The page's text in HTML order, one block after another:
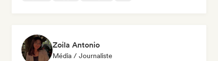
Zoila Antonio
Média / Journaliste